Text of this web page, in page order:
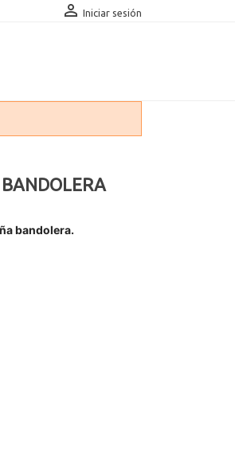
 Iniciar sesión
bandolera.